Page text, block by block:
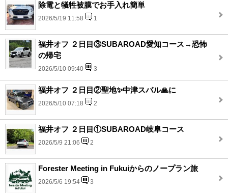
除電と犠牲被膜でお手入れ簡単
2026/5/19 11:58 1
福井オフ ２日目③SUBAROAD愛知コース→恐怖
の帰宅
2026/5/10 09:40 3
福井オフ ２日目②聖地✨中津スバル🙏に
2026/5/10 07:18 2
福井オフ ２日目①SUBAROAD岐阜コース
2026/5/9 21:06 2
Forester Meeting in Fukuiからのノープラン旅
2026/5/6 19:54 3